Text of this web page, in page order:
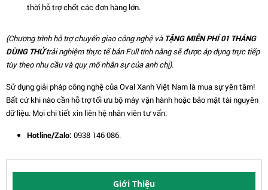
Giới Thiệu
thời hỗ trợ chốt các đơn hàng lớn.
(Chương trình hỗ trợ chuyển giao công nghệ và TẶNG MIỄN PHÍ 01 THÁNG
DÙNG THỬtrải nghiệm thực tế bản Full tính năng sẽ được áp dụng trực tiếp
tùy theo nhu cầu và quy mô nhân sự của anh chị).
Sử dụng giải pháp công nghệ của Oval Xanh Việt Nam là mua sự yên tâm!
Bất cứ khi nào cần hỗ trợ tối ưu bộ máy vận hành hoặc bảo mật tài nguyên
dữ liệu. Mọi chi tiết xin liên hệ nhân viên tư vấn:
Hotline/Zalo: 0938 146 086.